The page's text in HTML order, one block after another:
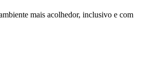
mais acolhedor, inclusivo e com